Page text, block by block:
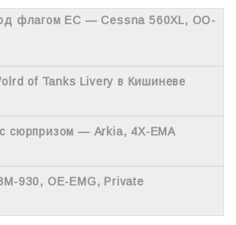
флагом EC — Cessna 560XL, OO-
of Tanks Livery в Кишиневе
сюрпризом — Arkia, 4X-EMA
930, OE-EMG, Private